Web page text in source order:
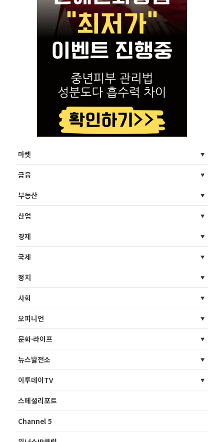
마켓
금융
부동산
산업
경제
국제
정치
사회
오피니언
문화·라이프
뉴스발전소
이투데이TV
스페셜리포트
Channel 5